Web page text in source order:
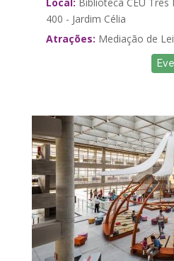
400 - Jardim Célia
Atrações: Mediação de